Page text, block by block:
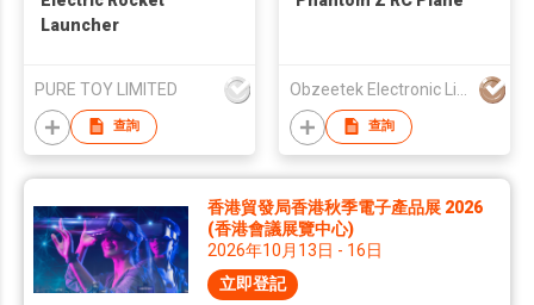
Launcher
PURE TOY LIMITED
查詢 查詢
香港貿發局香港秋季電子產品展 2026
(香港會議展覽中心)
2026年10月13日 - 16日
立即登記